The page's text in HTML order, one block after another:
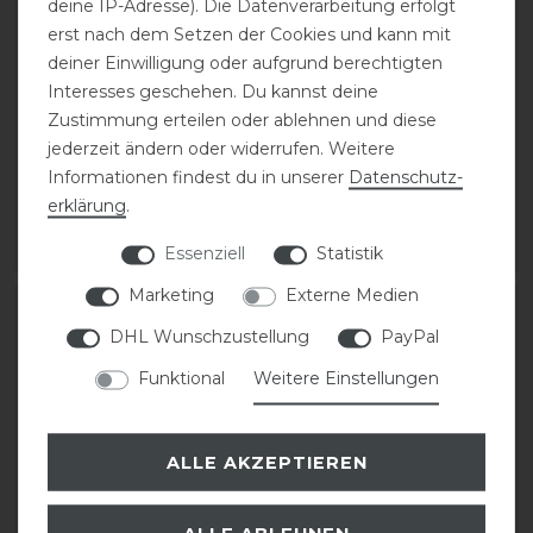
Stiefelette Konik mit
Zehenschutzkappe
94,50 € *
Paar
ARTIKEL MERKEN
Jodhpur Stiefelette
62,95 € *
ARTIKEL MERKEN
deine IP-Adresse). Die Datenverarbeitung erfolgt
erst nach dem Setzen der Cookies und kann mit
deiner Einwilligung oder aufgrund berechtigten
Interesses geschehen. Du kannst deine
Zustimmung erteilen oder ablehnen und diese
jederzeit ändern oder widerrufen. Weitere
Informationen findest du in unserer Daten­schutz­
erklärung.
Essenziell
Statistik
Marketing
Externe Medien
DHL Wunschzustellung
PayPal
Funktional
Weitere Einstellungen
ALLE AKZEPTIEREN